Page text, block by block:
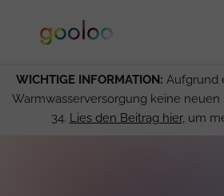
WICHTIGE INFORMATION: Aufgrund
Warmwasserversorgung keine neuen
34. Lies den Beitrag hier, um